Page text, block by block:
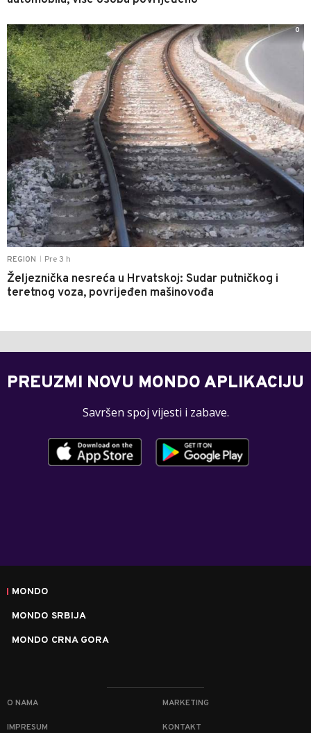
REGION Pre 3 h
Željeznička nesreća u Hrvatskoj: Sudar putničkog i
teretnog voza, povrijeđen mašinovođa
0
PREUZMI NOVU MONDO APLIKACIJU
Savršen spoj vijesti i zabave.
MONDO
MONDO SRBIJA
MONDO CRNA GORA
O NAMA MARKETING
IMPRESUM KONTAKT